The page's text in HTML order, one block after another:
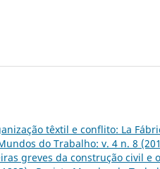
têxtil e conflito: La
do Trabalho: v. 4 n. 8
greves da construção civil